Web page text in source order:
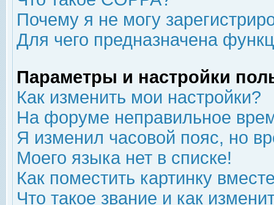
Почему я не могу
Для чего предназначена
Параметры и настройки
Как изменить мои настройки?
На форуме неправильное
Я изменил часовой пояс, но
Моего языка нет в списке!
Как поместить картинку
Что такое звание и как